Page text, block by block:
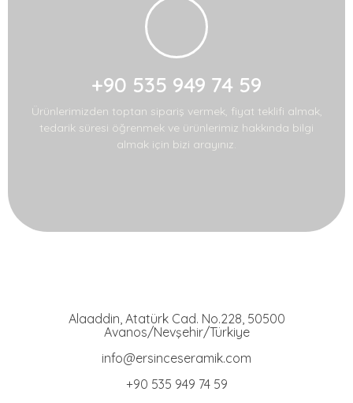
+90 535 949 74 59
Ürünlerimizden toptan sipariş vermek, fiyat teklifi almak,
tedarik süresi öğrenmek ve ürünlerimiz hakkında bilgi
almak için bizi arayınız.
Alaaddin, Atatürk Cad. No.228, 50500
Avanos/Nevşehir/Türkiye
info@ersinceseramik.com
+90 535 949 74 59